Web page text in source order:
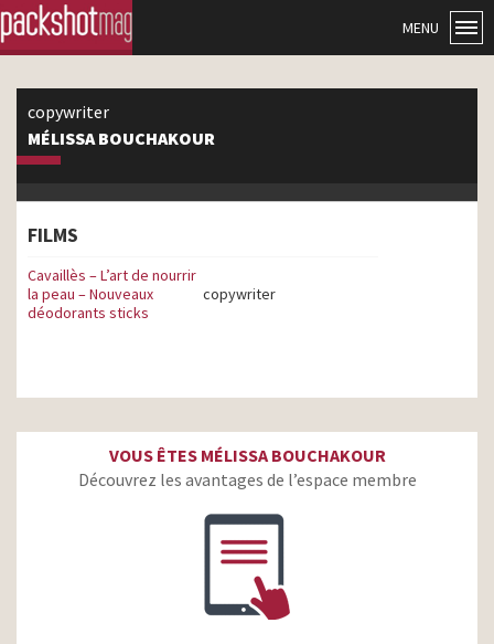
MENU
copywriter
MÉLISSA BOUCHAKOUR
FILMS
Cavaillès – L’art de nourrir
la peau – Nouveaux
déodorants sticks
copywriter
VOUS ÊTES MÉLISSA BOUCHAKOUR
Découvrez les avantages de l’espace membre